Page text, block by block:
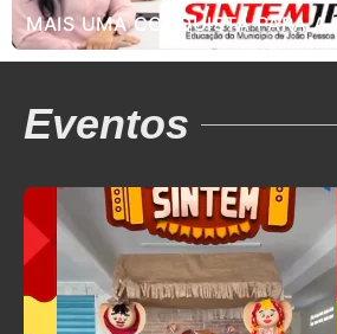
MAIS UMA CONQUISTA PARA A
Eventos